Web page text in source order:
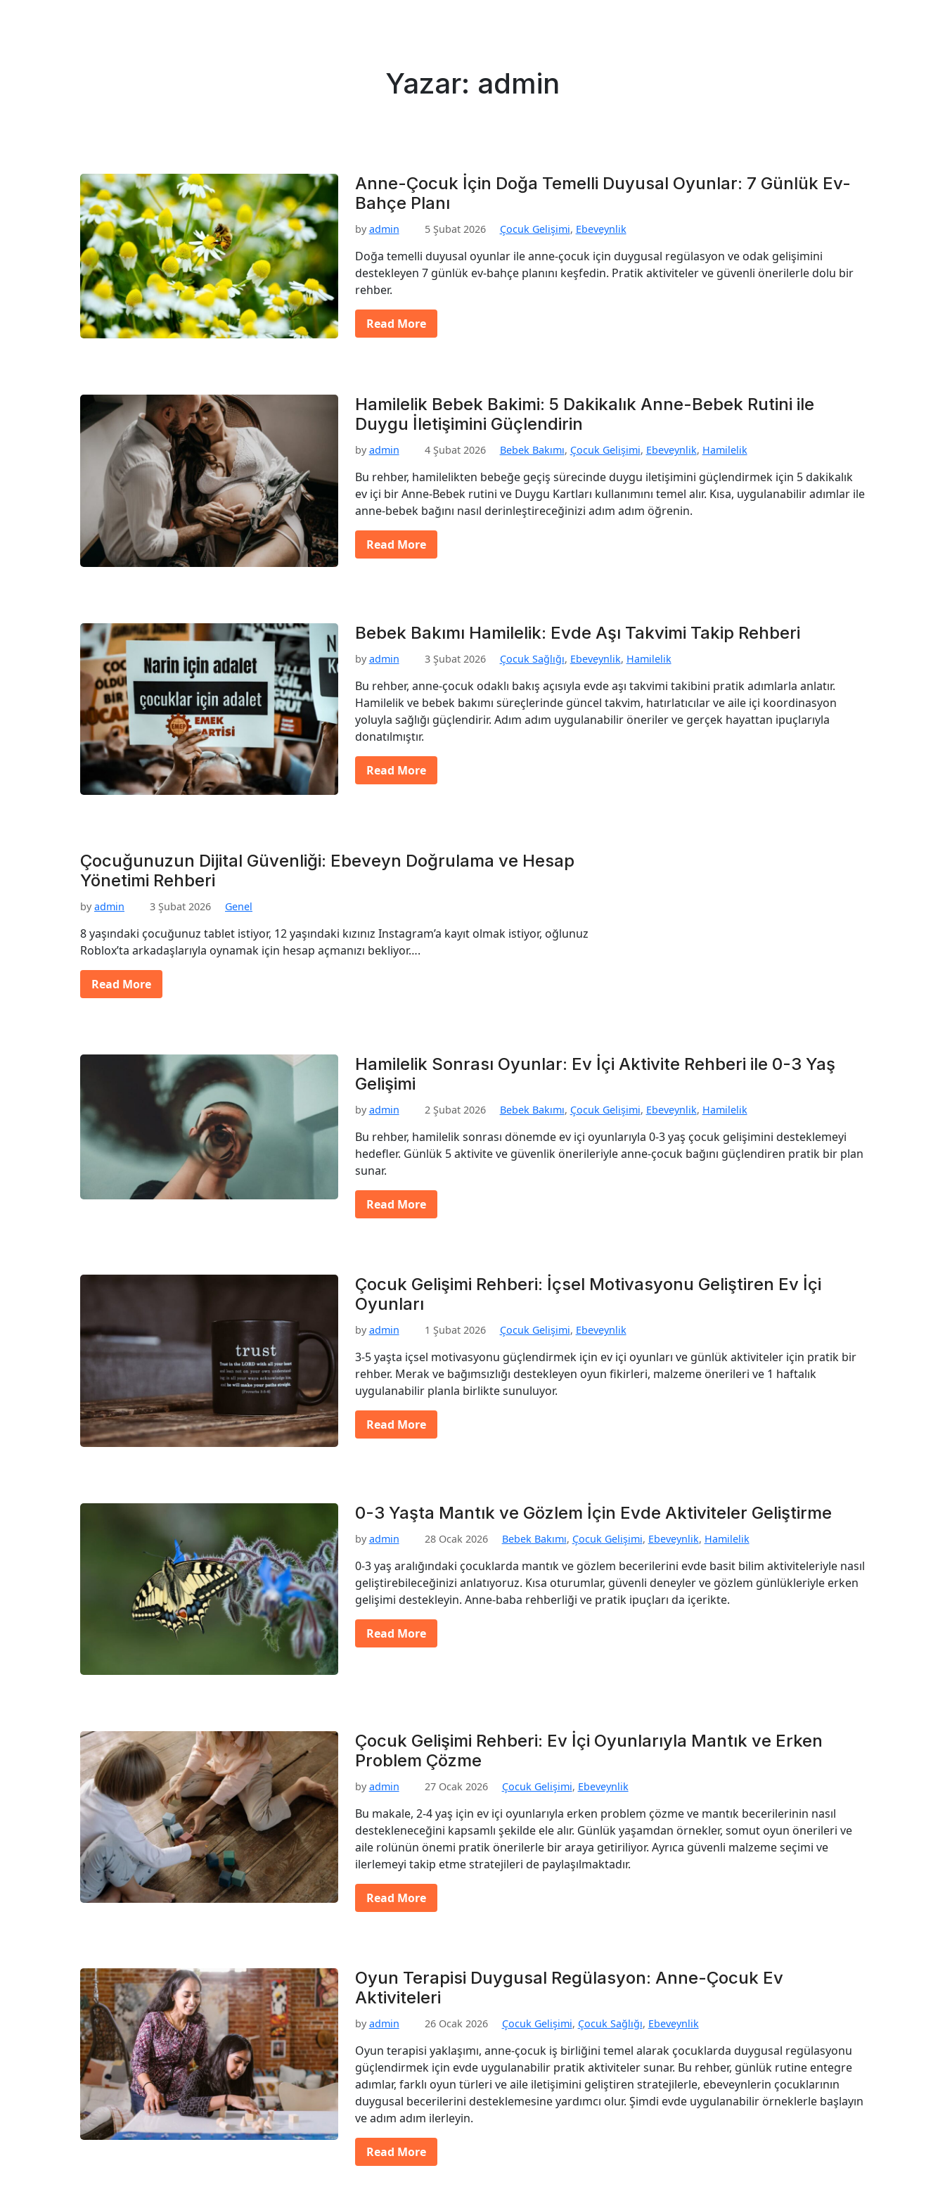
Yazar: admin
Anne-Çocuk İçin Doğa Temelli Duyusal Oyunlar: 7 Günlük Ev-
Bahçe Planı
by admin 5 Şubat 2026 Çocuk Gelişimi, Ebeveynlik
Doğa temelli duyusal oyunlar ile anne-çocuk için duygusal regülasyon ve odak gelişimini
destekleyen 7 günlük ev-bahçe planını keşfedin. Pratik aktiviteler ve güvenli önerilerle dolu bir
rehber.
Read More
Hamilelik Bebek Bakimi: 5 Dakikalık Anne-Bebek Rutini ile
Duygu İletişimini Güçlendirin
by admin 4 Şubat 2026 Bebek Bakımı, Çocuk Gelişimi, Ebeveynlik, Hamilelik
Bu rehber, hamilelikten bebeğe geçiş sürecinde duygu iletişimini güçlendirmek için 5 dakikalık
ev içi bir Anne-Bebek rutini ve Duygu Kartları kullanımını temel alır. Kısa, uygulanabilir adımlar ile
anne-bebek bağını nasıl derinleştireceğinizi adım adım öğrenin.
Read More
Bebek Bakımı Hamilelik: Evde Aşı Takvimi Takip Rehberi
by admin 3 Şubat 2026 Çocuk Sağlığı, Ebeveynlik, Hamilelik
Bu rehber, anne-çocuk odaklı bakış açısıyla evde aşı takvimi takibini pratik adımlarla anlatır.
Hamilelik ve bebek bakımı süreçlerinde güncel takvim, hatırlatıcılar ve aile içi koordinasyon
yoluyla sağlığı güçlendirir. Adım adım uygulanabilir öneriler ve gerçek hayattan ipuçlarıyla
donatılmıştır.
Read More
Çocuğunuzun Dijital Güvenliği: Ebeveyn Doğrulama ve Hesap
Yönetimi Rehberi
by admin 3 Şubat 2026 Genel
8 yaşındaki çocuğunuz tablet istiyor, 12 yaşındaki kızınız Instagram’a kayıt olmak istiyor, oğlunuz
Roblox’ta arkadaşlarıyla oynamak için hesap açmanızı bekliyor….
Read More
Hamilelik Sonrası Oyunlar: Ev İçi Aktivite Rehberi ile 0-3 Yaş
Gelişimi
by admin 2 Şubat 2026 Bebek Bakımı, Çocuk Gelişimi, Ebeveynlik, Hamilelik
Bu rehber, hamilelik sonrası dönemde ev içi oyunlarıyla 0-3 yaş çocuk gelişimini desteklemeyi
hedefler. Günlük 5 aktivite ve güvenlik önerileriyle anne-çocuk bağını güçlendiren pratik bir plan
sunar.
Read More
Çocuk Gelişimi Rehberi: İçsel Motivasyonu Geliştiren Ev İçi
Oyunları
by admin 1 Şubat 2026 Çocuk Gelişimi, Ebeveynlik
3-5 yaşta içsel motivasyonu güçlendirmek için ev içi oyunları ve günlük aktiviteler için pratik bir
rehber. Merak ve bağımsızlığı destekleyen oyun fikirleri, malzeme önerileri ve 1 haftalık
uygulanabilir planla birlikte sunuluyor.
Read More
0-3 Yaşta Mantık ve Gözlem İçin Evde Aktiviteler Geliştirme
by admin 28 Ocak 2026 Bebek Bakımı, Çocuk Gelişimi, Ebeveynlik, Hamilelik
0-3 yaş aralığındaki çocuklarda mantık ve gözlem becerilerini evde basit bilim aktiviteleriyle nasıl
geliştirebileceğinizi anlatıyoruz. Kısa oturumlar, güvenli deneyler ve gözlem günlükleriyle erken
gelişimi destekleyin. Anne-baba rehberliği ve pratik ipuçları da içerikte.
Read More
Çocuk Gelişimi Rehberi: Ev İçi Oyunlarıyla Mantık ve Erken
Problem Çözme
by admin 27 Ocak 2026 Çocuk Gelişimi, Ebeveynlik
Bu makale, 2-4 yaş için ev içi oyunlarıyla erken problem çözme ve mantık becerilerinin nasıl
destekleneceğini kapsamlı şekilde ele alır. Günlük yaşamdan örnekler, somut oyun önerileri ve
aile rolünün önemi pratik önerilerle bir araya getiriliyor. Ayrıca güvenli malzeme seçimi ve
ilerlemeyi takip etme stratejileri de paylaşılmaktadır.
Read More
Oyun Terapisi Duygusal Regülasyon: Anne-Çocuk Ev
Aktiviteleri
by admin 26 Ocak 2026 Çocuk Gelişimi, Çocuk Sağlığı, Ebeveynlik
Oyun terapisi yaklaşımı, anne-çocuk iş birliğini temel alarak çocuklarda duygusal regülasyonu
güçlendirmek için evde uygulanabilir pratik aktiviteler sunar. Bu rehber, günlük rutine entegre
adımlar, farklı oyun türleri ve aile iletişimini geliştiren stratejilerle, ebeveynlerin çocuklarının
duygusal becerilerini desteklemesine yardımcı olur. Şimdi evde uygulanabilir örneklerle başlayın
ve adım adım ilerleyin.
Read More